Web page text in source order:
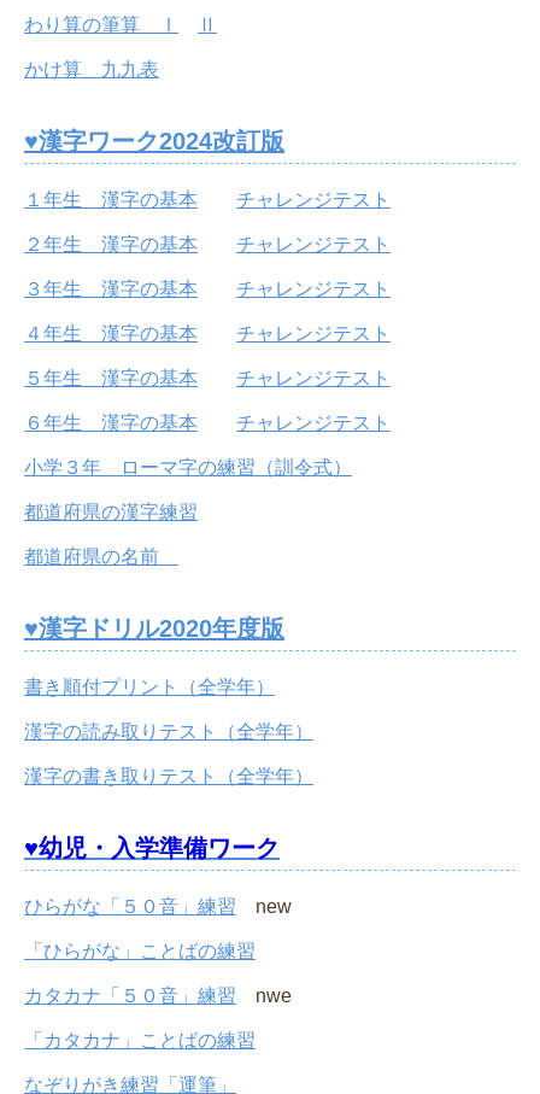
わり算の筆算 Ⅰ Ⅱ
かけ算 九九表
♥漢字ワーク2024改訂版
１年生 漢字の基本 チャレンジテスト
２年生 漢字の基本 チャレンジテスト
３年生 漢字の基本 チャレンジテスト
４年生 漢字の基本 チャレンジテスト
５年生 漢字の基本 チャレンジテスト
６年生 漢字の基本 チャレンジテスト
小学３年 ローマ字の練習（訓令式）
都道府県の漢字練習
都道府県の名前
♥漢字ドリル2020年度版
書き順付プリント（全学年）
漢字の読み取りテスト（全学年）
漢字の書き取りテスト（全学年）
♥幼児・入学準備ワーク
ひらがな「５０音」練習 new
「ひらがな」ことばの練習
カタカナ「５０音」練習 nwe
「カタカナ」ことばの練習
なぞりがき練習「運筆」